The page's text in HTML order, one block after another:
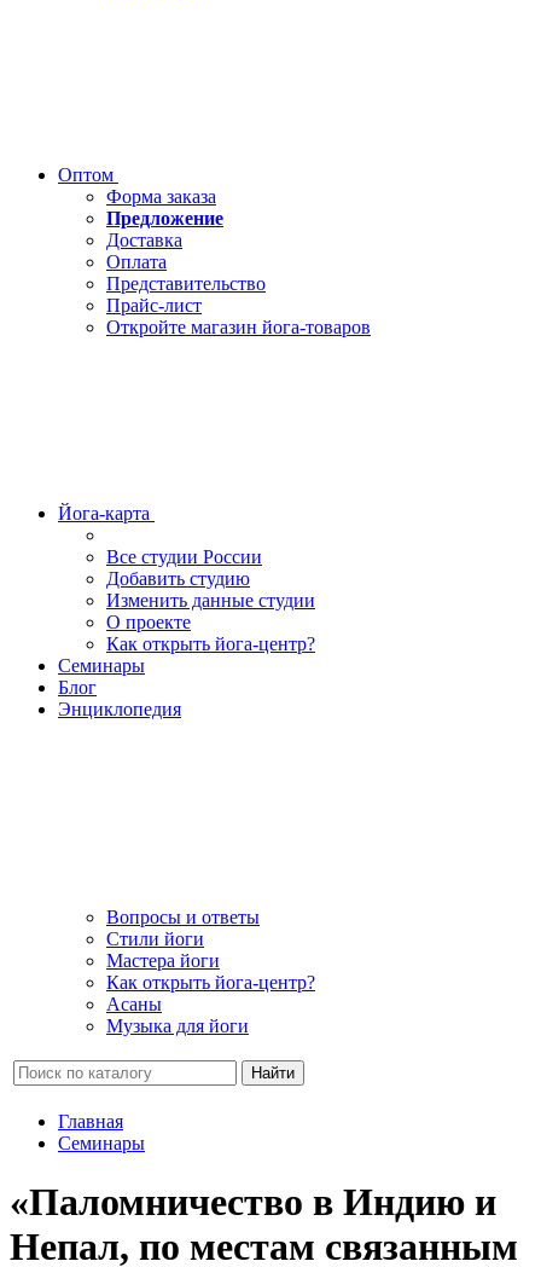
Оптом
Форма заказа
Предложение
Доставка
Оплата
Представительство
Прайс-лист
Откройте магазин йога-товаров
Йога-карта
Все студии России
Добавить студию
Изменить данные студии
О проекте
Как открыть йога-центр?
Семинары
Блог
Энциклопедия
Вопросы и ответы
Стили йоги
Мастера йоги
Как открыть йога-центр?
Асаны
Музыка для йоги
Найти
Главная
Семинары
«Паломничество в Индию и
Непал, по местам связанным